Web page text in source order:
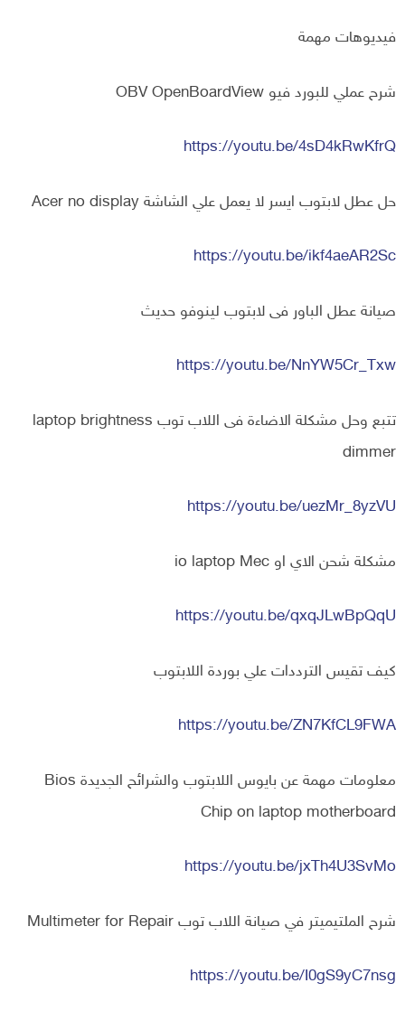
فيديوهات مهمة
شرح عملي للبورد فيو OBV OpenBoardView
https://youtu.be/4sD4kRwKfrQ
حل عطل لابتوب ايسر لا يعمل علي الشاشة Acer no display
https://youtu.be/ikf4aeAR2Sc
صيانة عطل الباور فى لابتوب لينوفو حديث
https://youtu.be/NnYW5Cr_Txw
تتبع وحل مشكلة الاضاءة فى اللاب توب laptop brightness
dimmer
https://youtu.be/uezMr_8yzVU
مشكلة شحن الاي او io laptop Mec
https://youtu.be/qxqJLwBpQqU
كيف تقيس الترددات علي بوردة اللابتوب
https://youtu.be/ZN7KfCL9FWA
معلومات مهمة عن بايوس اللابتوب والشرائح الجديدة Bios
Chip on laptop motherboard
https://youtu.be/jxTh4U3SvMo
شرح الملتيميتر في صيانة اللاب توب Multimeter for Repair
https://youtu.be/I0gS9yC7nsg